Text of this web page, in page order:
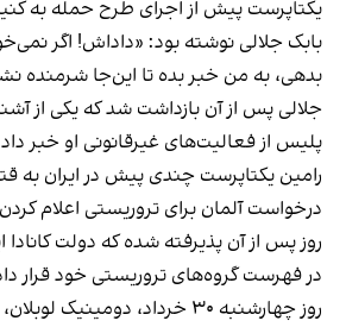
یکتاپرست پیش از اجرای طرح حمله به
بابک جلالی نوشته بود: «داداش! اگر
بدهی، به من خبر بده تا این‌جا شرمنده
جلالی پس از آن بازداشت شد که یکی از
پلیس از فعالیت‌های غیرقانونی او خبر
رامین یکتاپرست چندی پیش در ایران به
درخواست آلمان برای تروریستی اعلام
روز پس از آن پذیرفته شده که دولت کانادا
در فهرست گروه‌های تروریستی خود قرار
روز چهارشنبه ۳۰ خرداد،